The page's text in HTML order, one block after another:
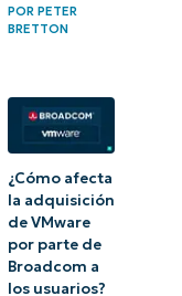
POR PETER
BRETTON
¿Cómo afecta
la adquisición
de VMware
por parte de
Broadcom a
los usuarios?